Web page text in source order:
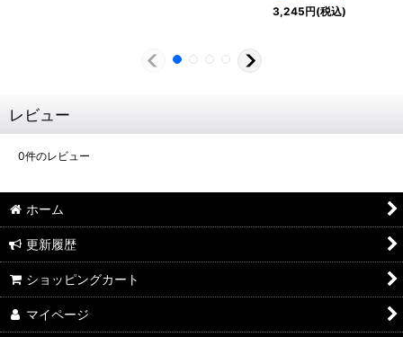
3,245円(税込)
レビュー
0件のレビュー
ホーム
更新履歴
ショッピングカート
マイページ